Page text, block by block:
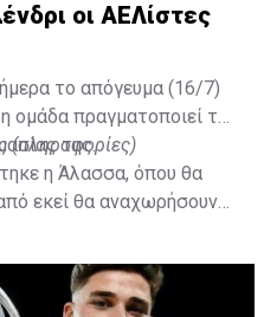
οι ΑΕΛίστες
το απόγευμα (16/7)
ομάδα πραγματοποιεί το
της.
(πληροφορίες)
η Άλασσα, όπου θα
εκεί θα αναχωρήσουν
προπόνηση